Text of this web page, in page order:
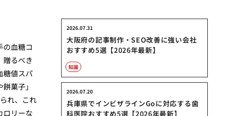
の血糖コ
贈るべき
糖値スパ
菓子」
れ、これ
ロリーな
大阪府の記事制作・SEO改善に強い会社
おすすめ5選【2026年最新】
2026.07.31
知識
兵庫県でインビザラインGoに対応する歯
科医院おすすめ5選【2026年最新】
2026.07.20